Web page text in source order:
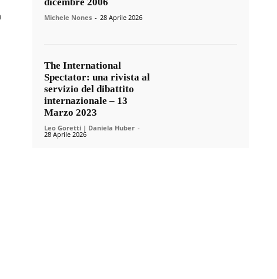
Michele Nones - 28 Aprile 2026
The International
Spectator: una rivista al
servizio del dibattito
internazionale – 13
Marzo 2023
Leo Goretti | Daniela Huber -
28 Aprile 2026